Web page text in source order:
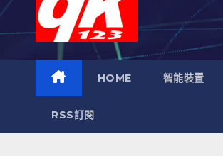
HOME 智能裝置
RSS訂閱